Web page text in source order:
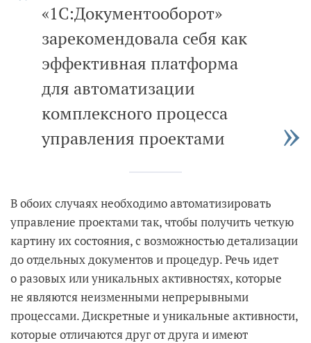
«1С:Документооборот»
зарекомендовала себя как
эффективная платформа
для автоматизации
комплексного процесса
управления проектами
В обоих случаях необходимо автоматизировать
управление проектами так, чтобы получить четкую
картину их состояния, с возможностью детализации
до отдельных документов и процедур. Речь идет
о разовых или уникальных активностях, которые
не являются неизменными непрерывными
процессами. Дискретные и уникальные активности,
которые отличаются друг от друга и имеют